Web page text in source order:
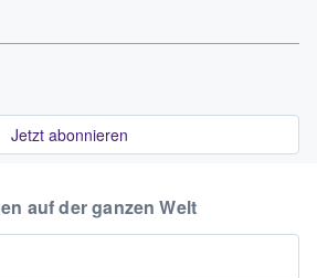
Jetzt abonnieren
auf der ganzen Welt